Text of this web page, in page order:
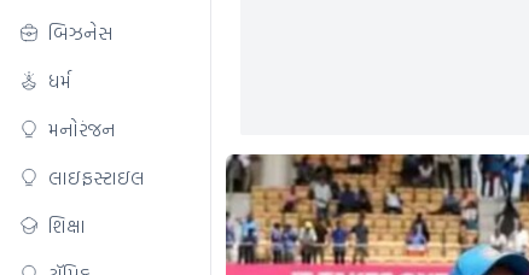
બિઝનેસ
ધર્મ
મનોરંજન
લાઇફસ્ટાઇલ
શિક્ષા